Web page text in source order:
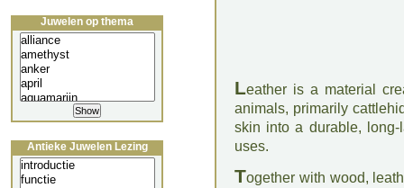
Leather is a material
animals, primarily
skin into a durable,
uses.
Together with wood,
Juwelen op thema
Antieke Juwelen Lezing